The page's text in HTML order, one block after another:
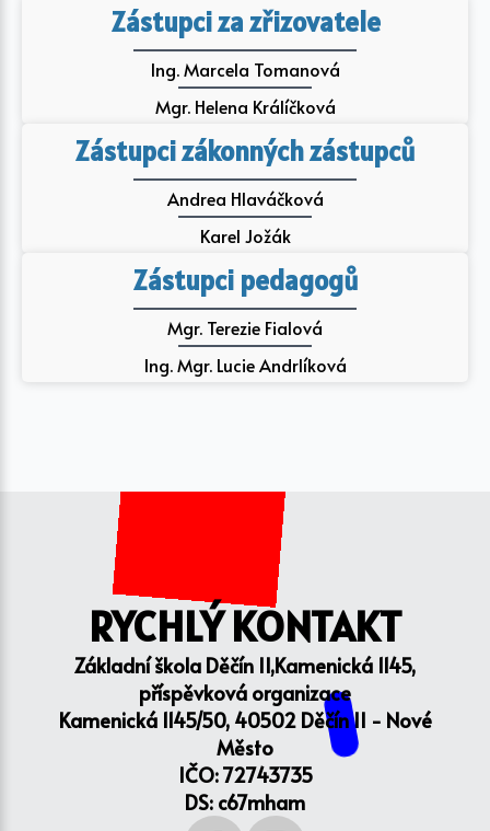
Zástupci za zřizovatele
Ing. Marcela Tomanová
Mgr. Helena Králíčková
Zástupci zákonných zástupců
Andrea Hlaváčková
Karel Jožák
Zástupci pedagogů
Mgr. Terezie Fialová
Ing. Mgr. Lucie Andrlíková
RYCHLÝ KONTAKT
Základní škola Děčín II,Kamenická 1145,
příspěvková organizace
Kamenická 1145/50, 40502 Děčín II - Nové
Město
IČO: 72743735
DS: c67mham